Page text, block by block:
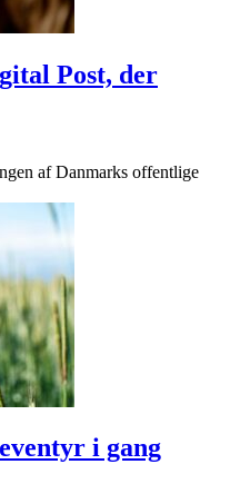
Post, der
af Danmarks offentlige
i gang